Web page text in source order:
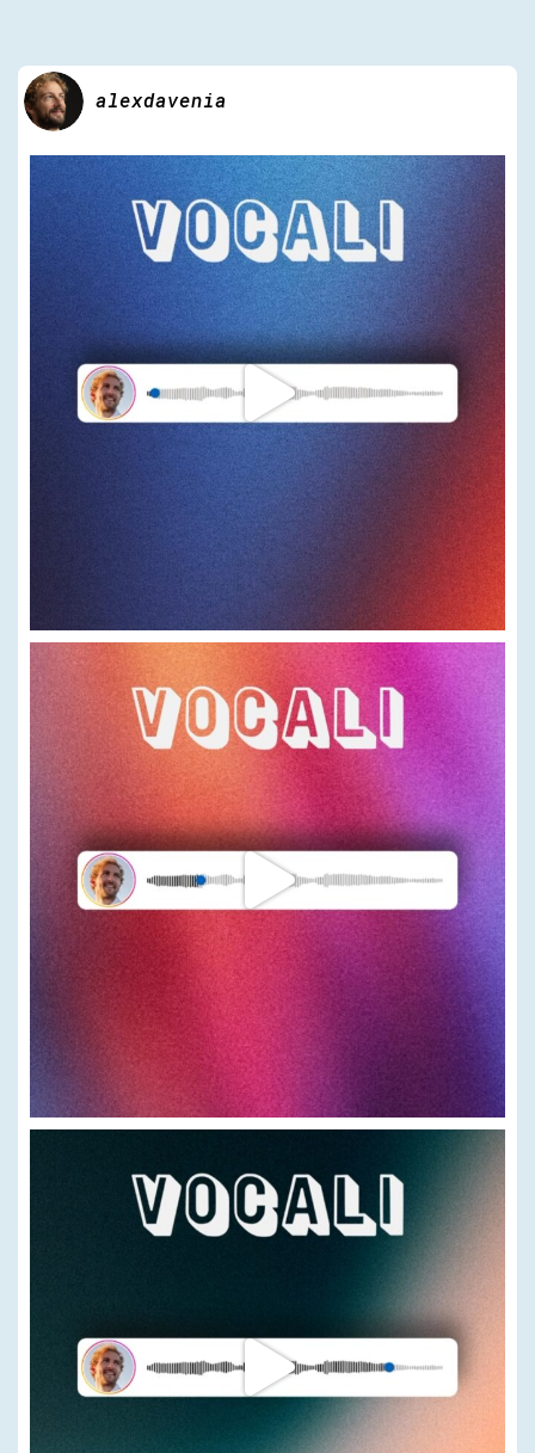
alexdavenia